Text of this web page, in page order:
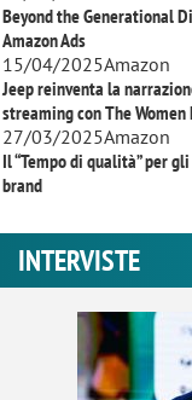
Beyond the Generational
Amazon Ads
15/04/2025Amazon
Jeep reinventa la
streaming conThe Women
27/03/2025Amazon
Il “Tempo di qualità” per
brand
INTERVISTE